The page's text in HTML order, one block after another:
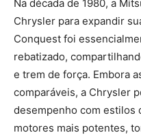
Na década de 1980, a
Chrysler para expandir
Conquest foi
rebatizado,
e trem de força. Embora
comparáveis, a Chrysler
desempenho com estilos
motores mais potentes,